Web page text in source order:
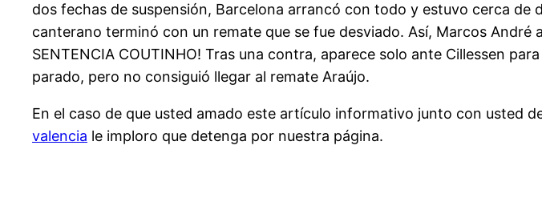
dos fechas de suspensión, Barcelona arrancó con todo y estuvo cerca
canterano terminó con un remate que se fue desviado. Así, Marcos
SENTENCIA COUTINHO! Tras una contra, aparece solo ante Cillessen
parado, pero no consiguió llegar al remate Araújo.
En el caso de que usted amado este artículo informativo junto con usted
valencia le imploro que detenga por nuestra página.